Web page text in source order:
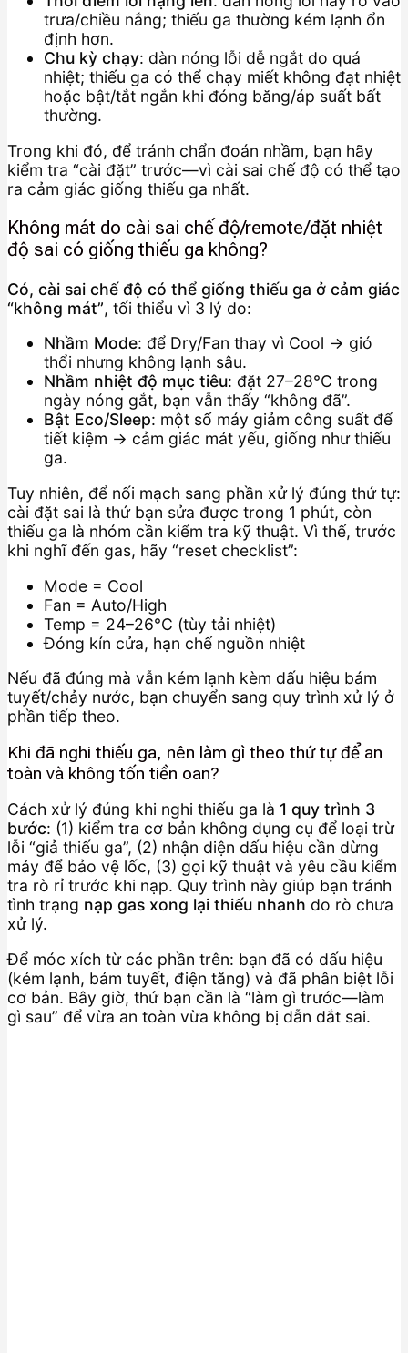
trưa/chiều nắng; thiếu ga thường kém lạnh ổn
định hơn.
Chu kỳ chạy: dàn nóng lỗi dễ ngắt do quá
nhiệt; thiếu ga có thể chạy miết không đạt nhiệt
hoặc bật/tắt ngắn khi đóng băng/áp suất bất
thường.
Trong khi đó, để tránh chẩn đoán nhầm, bạn hãy
kiểm tra “cài đặt” trước—vì cài sai chế độ có thể tạo
ra cảm giác giống thiếu ga nhất.
Không mát do cài sai chế độ/remote/đặt nhiệt
độ sai có giống thiếu ga không?
Có, cài sai chế độ có thể giống thiếu ga ở cảm giác
“không mát”, tối thiểu vì 3 lý do:
Nhầm Mode: để Dry/Fan thay vì Cool → gió
thổi nhưng không lạnh sâu.
Nhầm nhiệt độ mục tiêu: đặt 27–28°C trong
ngày nóng gắt, bạn vẫn thấy “không đã”.
Bật Eco/Sleep: một số máy giảm công suất để
tiết kiệm → cảm giác mát yếu, giống như thiếu
ga.
Tuy nhiên, để nối mạch sang phần xử lý đúng thứ tự:
cài đặt sai là thứ bạn sửa được trong 1 phút, còn
thiếu ga là nhóm cần kiểm tra kỹ thuật. Vì thế, trước
khi nghĩ đến gas, hãy “reset checklist”:
Mode = Cool
Fan = Auto/High
Temp = 24–26°C (tùy tải nhiệt)
Đóng kín cửa, hạn chế nguồn nhiệt
Nếu đã đúng mà vẫn kém lạnh kèm dấu hiệu bám
tuyết/chảy nước, bạn chuyển sang quy trình xử lý ở
phần tiếp theo.
Khi đã nghi thiếu ga, nên làm gì theo thứ tự để an
toàn và không tốn tiền oan?
Cách xử lý đúng khi nghi thiếu ga là 1 quy trình 3
bước: (1) kiểm tra cơ bản không dụng cụ để loại trừ
lỗi “giả thiếu ga”, (2) nhận diện dấu hiệu cần dừng
máy để bảo vệ lốc, (3) gọi kỹ thuật và yêu cầu kiểm
tra rò rỉ trước khi nạp. Quy trình này giúp bạn tránh
tình trạng nạp gas xong lại thiếu nhanh do rò chưa
xử lý.
Để móc xích từ các phần trên: bạn đã có dấu hiệu
(kém lạnh, bám tuyết, điện tăng) và đã phân biệt lỗi
cơ bản. Bây giờ, thứ bạn cần là “làm gì trước—làm
gì sau” để vừa an toàn vừa không bị dẫn dắt sai.